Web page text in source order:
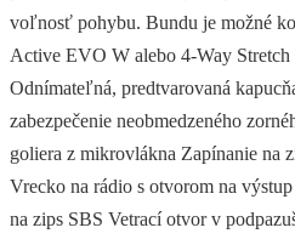
voľnosť pohybu. Bundu je možné
Active EVO W alebo 4-Way Stretch
Odnímateľná, predtvarovaná
zabezpečenie neobmedzeného
goliera z mikrovlákna Zapínanie na
Vrecko na rádio s otvorom na
na zips SBS Vetrací otvor v